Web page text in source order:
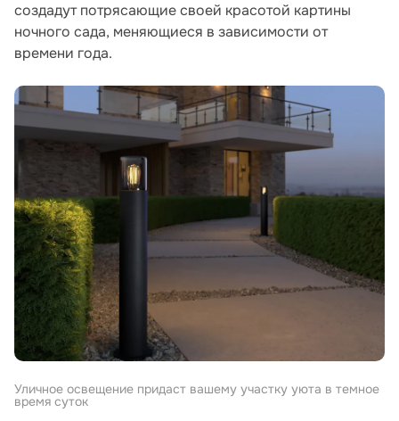
создадут потрясающие своей красотой картины
ночного сада, меняющиеся в зависимости от
времени года.
Уличное освещение придаст вашему участку уюта в темное
время суток